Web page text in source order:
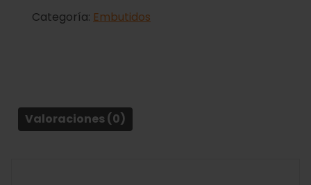
Categoría: Embutidos
Valoraciones (0)